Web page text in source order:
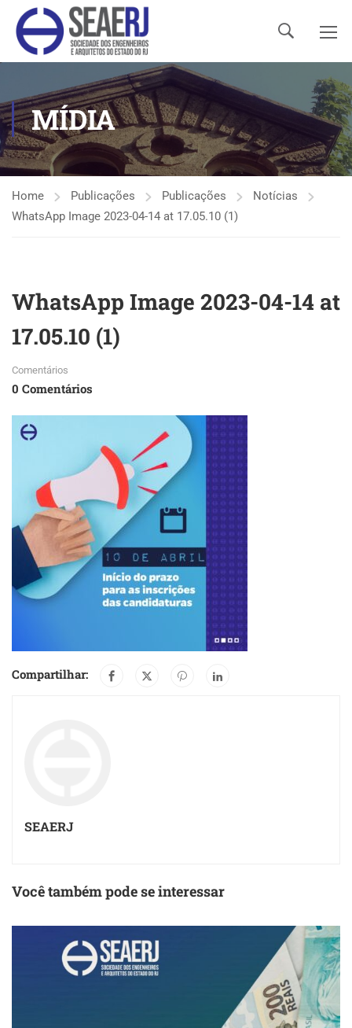
MÍDIA
Home Publicações Publicações
Notícias
WhatsApp Image 2023-04-14 at 17.05.10 (1)
WhatsApp Image 2023-04-14 at
17.05.10 (1)
Comentários
0 Comentários
Compartilhar:
SEAERJ
Você também pode se interessar